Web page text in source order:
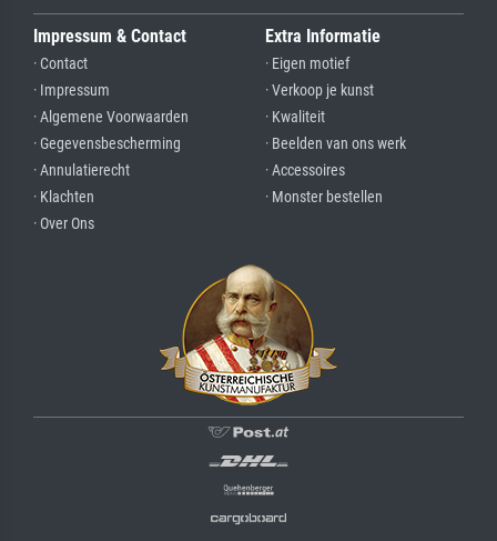
Impressum & Contact
· Contact
· Impressum
· Algemene Voorwaarden
· Gegevensbescherming
· Annulatierecht
· Klachten
· Over Ons
Extra Informatie
· Eigen motief
· Verkoop je kunst
· Kwaliteit
· Beelden van ons werk
· Accessoires
· Monster bestellen